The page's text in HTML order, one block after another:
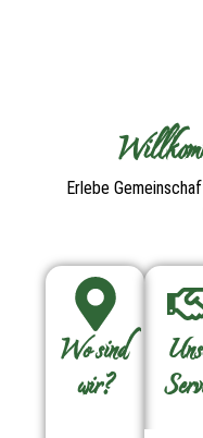
Erlebe
Wo sind
wir?